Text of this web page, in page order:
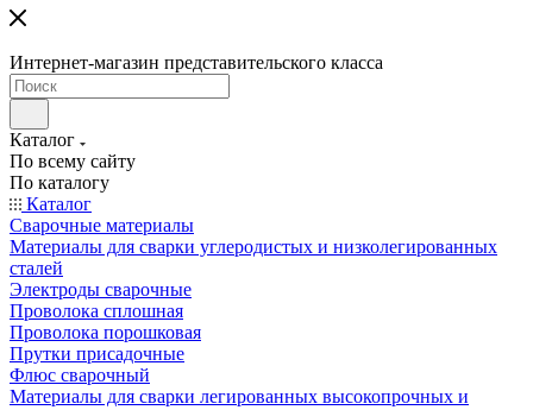
Интернет-магазин представительского класса
Каталог
По всему сайту
По каталогу
Каталог
Сварочные материалы
Материалы для сварки углеродистых и низколегированных
сталей
Электроды сварочные
Проволока сплошная
Проволока порошковая
Прутки присадочные
Флюс сварочный
Материалы для сварки легированных высокопрочных и